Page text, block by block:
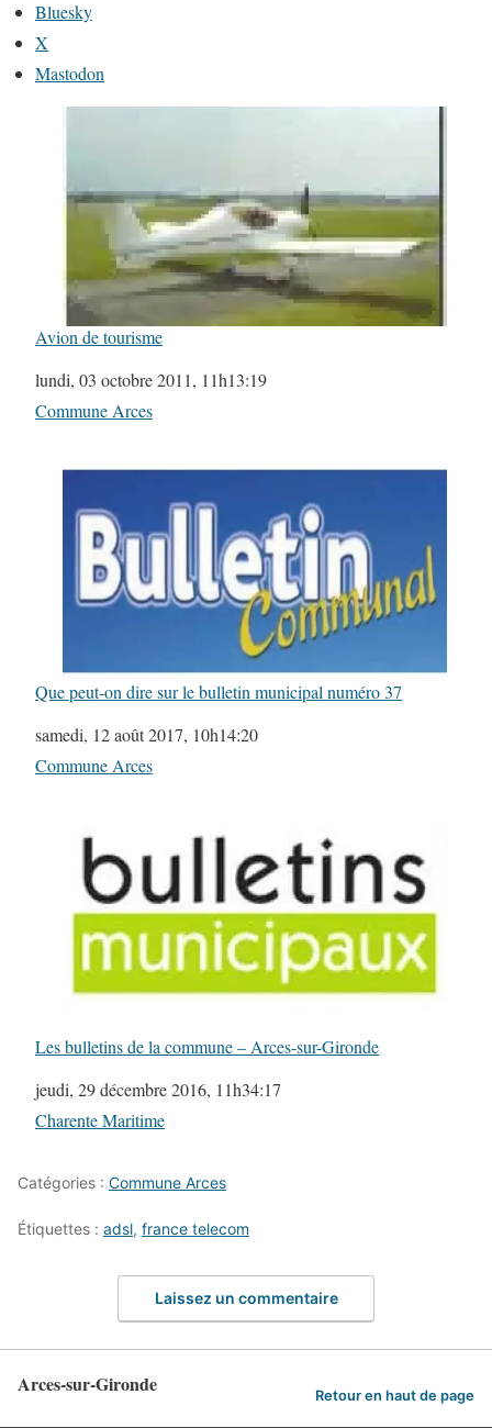
Bluesky
X
Mastodon
Avion de tourisme
Date
lundi, 03 octobre 2011, 11h13:19
Par rapport à
Commune Arces
Que peut-on dire sur le bulletin municipal numéro 37
Date
samedi, 12 août 2017, 10h14:20
Par rapport à
Commune Arces
Les bulletins de la commune – Arces-sur-Gironde
Date
jeudi, 29 décembre 2016, 11h34:17
Par rapport à
Charente Maritime
Catégories : Commune Arces
Étiquettes : adsl, france telecom
Laissez un commentaire
Arces-sur-Gironde Retour en haut de page